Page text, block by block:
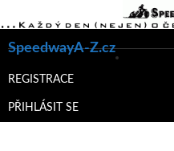
SpeedwayA-Z.cz
K
WEBU
REGISTRACE
PŘIHLÁSIT SE